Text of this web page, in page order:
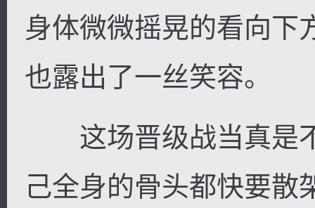
身体微微摇晃的看向下
也露出了一丝笑容。
这场晋级战当真是
己全身的骨头都快要散